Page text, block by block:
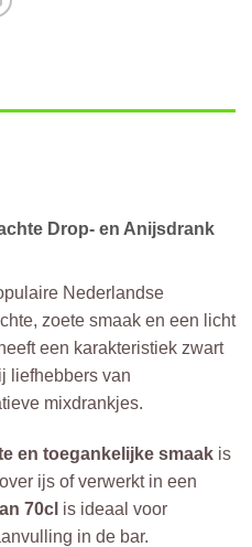
Drop- en Anijsdrank
Nederlandse
zoete smaak en een licht
een karakteristiek zwart
liefhebbers van
mixdrankjes.
en toegankelijke smaak is
ijs of verwerkt in een
70cl is ideaal voor
in de bar.